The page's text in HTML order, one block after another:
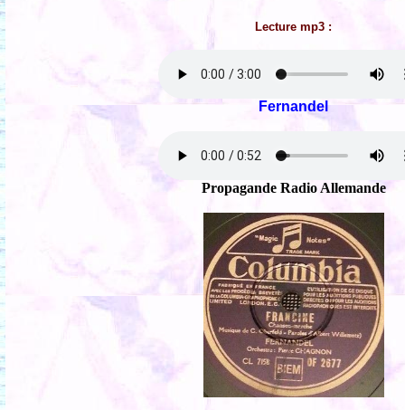
Lecture mp3 :
Fernandel
Propagande Radio Allemande